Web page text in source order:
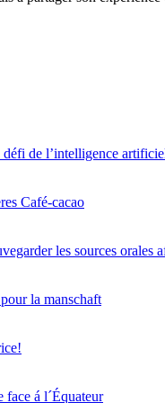
de l’intelligence
Café-cacao
les sources orales
la manschaft
face á l´Équateur